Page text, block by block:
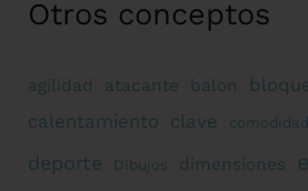
Otros conceptos
agilidad atacante balon
calentamiento clave comodidad
deporte Dibujos dimensiones